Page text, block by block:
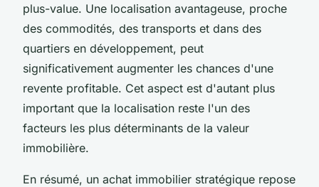
plus-value. Une localisation avantageuse, proche
des commodités, des transports et dans des
quartiers en développement, peut
significativement augmenter les chances d'une
revente profitable. Cet aspect est d'autant plus
important que la localisation reste l'un des
facteurs les plus déterminants de la valeur
immobilière.
En résumé, un achat immobilier stratégique repose